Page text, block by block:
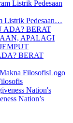
Listrik Pedesaan…
BERAT
Logo
Nation’s